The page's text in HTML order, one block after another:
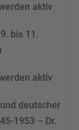
aktiv
bis 11.
aktiv
deutscher
1953 – Dr.